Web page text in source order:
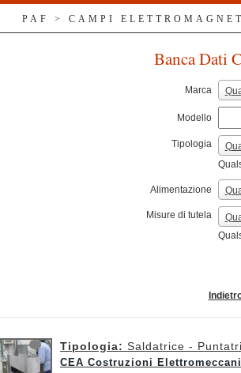
PAF > CAMPI
Banca Dati
Marca
Modello
Tipologia
Alimentazione
Misure di tutela
Tipologia: Saldatrice -
CEA Costruzioni